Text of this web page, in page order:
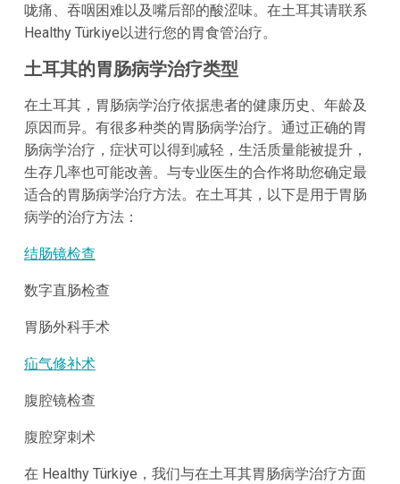
咙痛、吞咽困难以及嘴后部的酸涩味。在土耳其请联系
Healthy Türkiye以进行您的胃食管治疗。
土耳其的胃肠病学治疗类型
在土耳其，胃肠病学治疗依据患者的健康历史、年龄及
原因而异。有很多种类的胃肠病学治疗。通过正确的胃
肠病学治疗，症状可以得到减轻，生活质量能被提升，
生存几率也可能改善。与专业医生的合作将助您确定最
适合的胃肠病学治疗方法。在土耳其，以下是用于胃肠
病学的治疗方法：
结肠镜检查
数字直肠检查
胃肠外科手术
疝气修补术
腹腔镜检查
腹腔穿刺术
在 Healthy Türkiye，我们与在土耳其胃肠病学治疗方面